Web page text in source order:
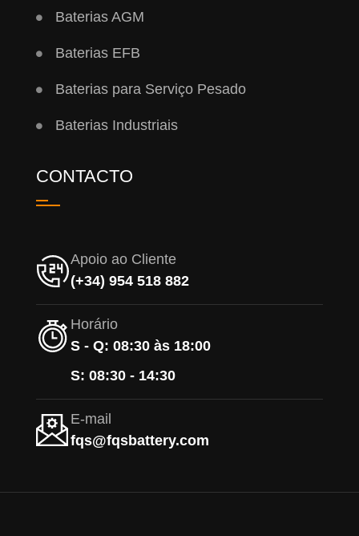
Baterias AGM
Baterias EFB
Baterias para Serviço Pesado
Baterias Industriais
CONTACTO
Apoio ao Cliente
(+34) 954 518 882
Horário
S - Q: 08:30 às 18:00
S: 08:30 - 14:30
E-mail
fqs@fqsbattery.com